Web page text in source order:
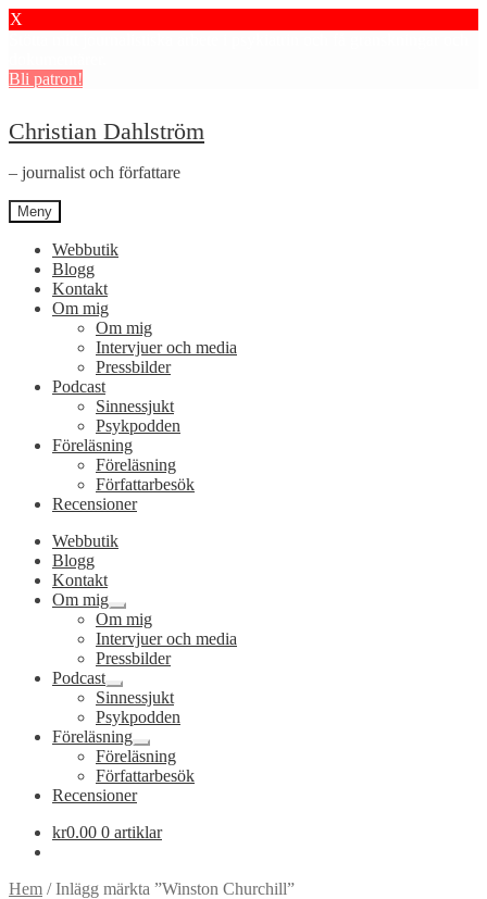
X
Bli patron!
Hoppa
till
navigering
Hoppa
till
innehåll
Christian Dahlström
– journalist och författare
Meny
Webbutik
Blogg
Kontakt
Om mig
Om mig
Intervjuer och media
Pressbilder
Podcast
Sinnessjukt
Psykpodden
Föreläsning
Föreläsning
Författarbesök
Recensioner
Webbutik
Blogg
Kontakt
Om mig
Expandera
undermeny
Om mig
Intervjuer och media
Pressbilder
Podcast
Expandera
undermeny
Sinnessjukt
Psykpodden
Föreläsning
Expandera
undermeny
Föreläsning
Författarbesök
Recensioner
kr0.00 0 artiklar
Hem /Inlägg märkta ”Winston Churchill”